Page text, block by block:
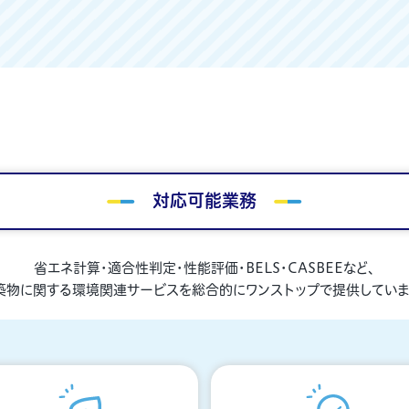
対応可能業務
省エネ計算・適合性判定・性能評価・BELS・CASBEEなど、
物に関する環境関連サービスを総合的にワンストップで提供していま